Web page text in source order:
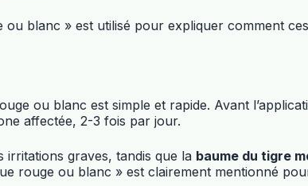
ou blanc » est utilisé pour expliquer comment
ou blanc est simple et rapide. Avant
affectée, 2-3 fois par jour.
irritations graves, tandis que la baume du tigre
rouge ou blanc » est clairement mentionné